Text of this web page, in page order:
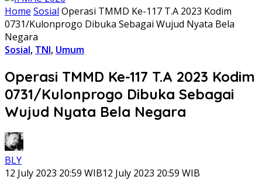
Home Sosial Operasi TMMD Ke-117 T.A 2023 Kodim
0731/Kulonprogo Dibuka Sebagai Wujud Nyata Bela
Negara
Sosial, TNI, Umum
Operasi TMMD Ke-117 T.A 2023 Kodim
0731/Kulonprogo Dibuka Sebagai
Wujud Nyata Bela Negara
BLY
12 July 2023 20:59 WIB12 July 2023 20:59 WIB